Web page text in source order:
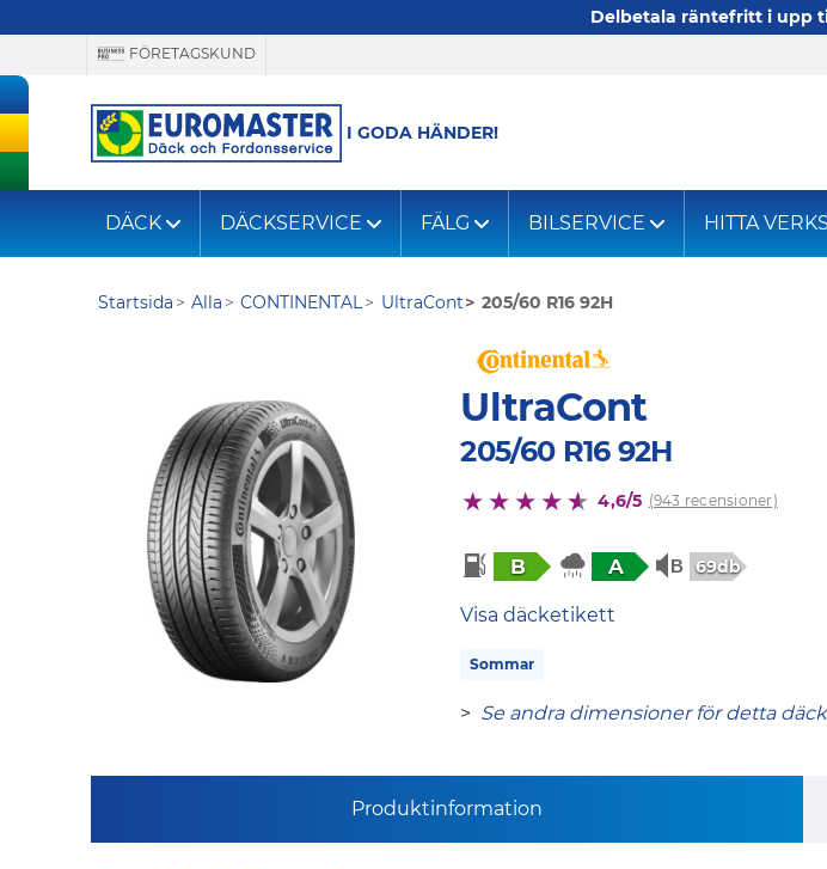
Delbetala räntefritt i upp
FÖRETAGSKUND
I GODA HÄNDER!
DÄCK DÄCKSERVICE FÄLG BILSERVICE HITTA
Startsida Alla CONTINENTAL UltraCont 205/60 R16 92H
UltraCont
205/60 R16 92H
4,6/5 (943 recensioner)
B A 69db
Visa däcketikett
Sommar
> Se andra dimensioner för detta däck
Produktinformation